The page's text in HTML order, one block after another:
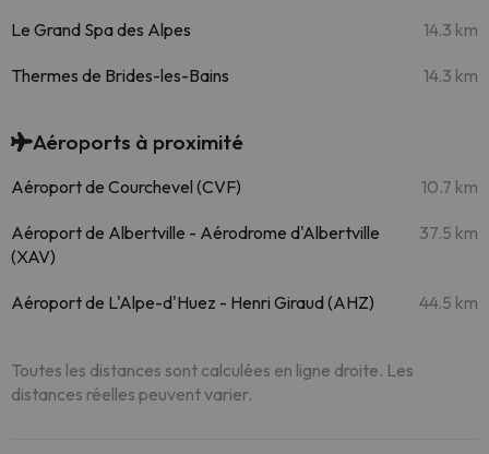
Le Grand Spa des Alpes 14.3 km
Thermes de Brides-les-Bains 14.3 km
Aéroports à proximité
Aéroport de Courchevel (CVF) 10.7 km
Aéroport de Albertville - Aérodrome d'Albertville
(XAV)
37.5 km
Aéroport de L'Alpe-d'Huez - Henri Giraud (AHZ) 44.5 km
Toutes les distances sont calculées en ligne droite. Les
distances réelles peuvent varier.